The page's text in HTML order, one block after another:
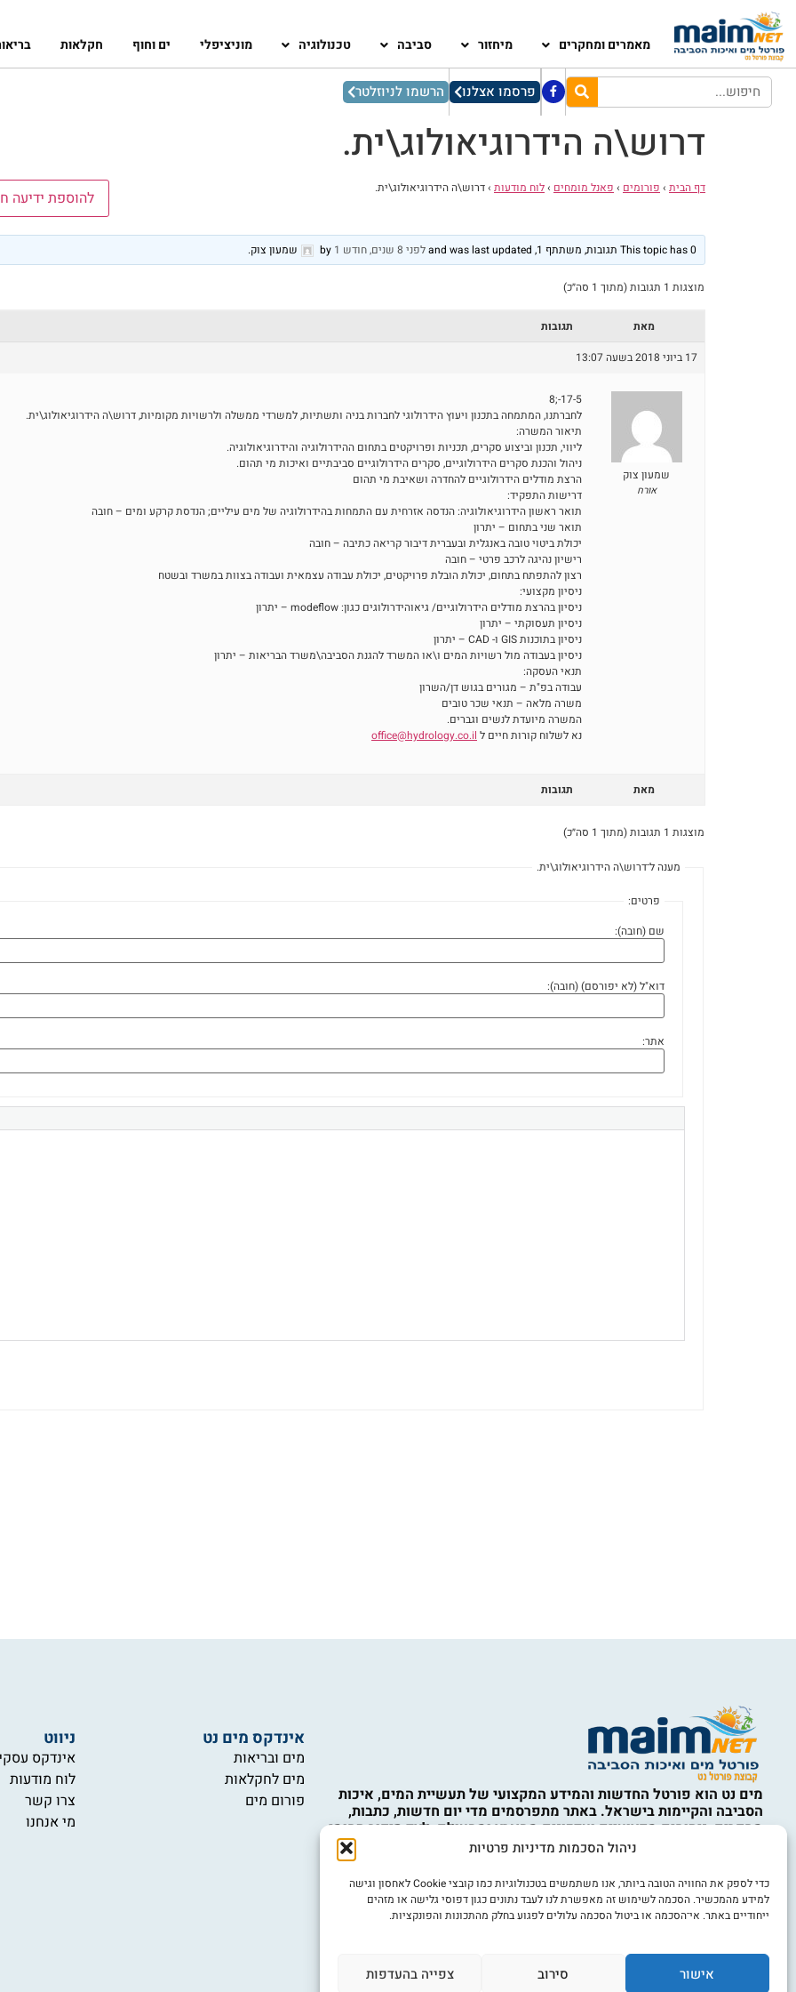
ניהול הסכמות מדיניות פרטיות
כדי לספק את החוויה הטובה ביותר, אנו משתמשים בטכנולוגיות כמו קובצי Cookie לאחסון וגישה
למידע מהמכשיר. הסכמה לשימוש זה מאפשרת לנו לעבד נתונים כגון דפוסי גלישה או מזהים
ייחודיים באתר. אי־הסכמה או ביטול הסכמה עלולים לפגוע בחלק מהתכונות והפונקציות.
אישור סירוב צפייה בהעדפות
מאמרים ומחקרים מיחזור סביבה טכנולוגיה מוניציפלי ים וחוף חקלאות
פרסמו אצלנו הרשמו לניוזלטר
דרוש\ה הידרוגיאולוג\ית.
דף הבית › פורומים › פאנל מומחים ›לוח מודעות ›דרוש\ה הידרוגיאולוג\ית. להוספת ידיעה
This topic has 0 תגובות, משתתף 1, and was last updated לפני 8 שנים, חודש 1 by שמעון צוק.
מוצגות 1 תגובות (מתוך 1 סה״כ)
מאת
תגובות
17 ביוני 2018 בשעה 13:07
שמעון צוק
אורח
17-5-;8
לחברתנו, המתמחה בתכנון ויעוץ הידרולוגי לחברות בניה ותשתיות, למשרדי ממשלה ולרשויות מקומיות, דרוש\ה הידרוגיאולוג\ית.
תיאור המשרה:
ליווי, תכנון וביצוע סקרים, תכניות ופרויקטים בתחום ההידרולוגיה והידרוגיאולוגיה.
ניהול והכנת סקרים הידרולוגיים, סקרים הידרולוגיים סביבתיים ואיכות מי תהום.
הרצת מודלים הידרולוגיים להחדרה ושאיבת מי תהום
דרישות התפקיד:
תואר ראשון הידרוגיאולוגיה: הנדסה אזרחית עם התמחות בהידרולוגיה של מים עיליים; הנדסת קרקע ומים – חובה
תואר שני בתחום – יתרון
יכולת ביטוי טובה באנגלית ובעברית דיבור קריאה כתיבה – חובה
רישיון נהיגה לרכב פרטי – חובה
רצון להתפתח בתחום, יכולת הובלת פרויקטים, יכולת עבודה עצמאית ועבודה בצוות במשרד ובשטח
ניסיון מקצועי:
ניסיון בהרצת מודלים הידרולוגיים/ גיאוהידרולוגים כגון: modeflow – יתרון
ניסיון תעסוקתי – יתרון
ניסיון בתוכנות GIS ו- CAD – יתרון
ניסיון בעבודה מול רשויות המים ו\או המשרד להגנת הסביבה\משרד הבריאות – יתרון
תנאי העסקה:
עבודה בפ"ת – מגורים בגוש דן/השרון
משרה מלאה – תנאי שכר טובים
המשרה מיועדת לנשים וגברים.
נא לשלוח קורות חיים ל office@hydrology.co.il
מאת תגובות
מוצגות 1 תגובות (מתוך 1 סה״כ)
מענה ל־דרוש\ה הידרוגיאולוג\ית.
פרטים:
שם (חובה):
דוא"ל (לא יפורסם) (חובה):
אתר:
מים נט הוא פורטל החדשות והמידע המקצועי של תעשיית המים, איכות
הסביבה והקיימות בישראל. באתר מתפרסמים מדי יום חדשות, כתבות,
מחקרים, ניתוחים מקצועיים ועדכונים מהארץ ומהעולם, לצד סיקור תחומי
המים, ההתפלה, תשתיות מים וביוב, השבת קולחין, השקיה, איכות המים,
איכות הסביבה, מחזור, טיפול בפסולת, קיימות, כלכלה מעגלית, טכנולוגיות
מים, חדשנות ורגולציה. התכנים באתר נועדו למידע כללי בלבד ואינם
מהווים ייעוץ מקצועי, הנדסי, סביבתי, משפטי או אחר. השימוש במידע
הוא באחריות המשתמש ובכפוף לתקנון האתר ולמדיניות הפרטיות.
זכויות בו, ניתן לפנות אלינו באמצעות עמוד יצירת הקשר.
אינדקס מים נט
מים ובריאות
מים לחקלאות
פורום מים
ניווט
אינדקס
לוח מודעות
צרו קשר
מי אנחנו